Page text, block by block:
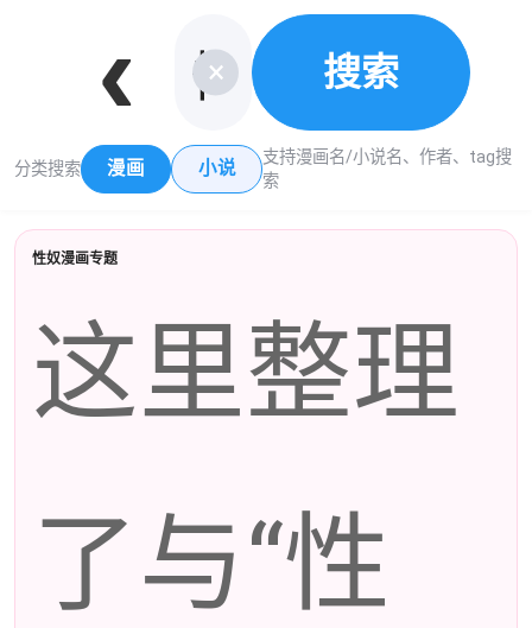
‹ × 搜索
分类搜索 漫画 小说
支持漫画名/小说名、作者、tag搜
索
性奴漫画专题
这里整理
了与“性